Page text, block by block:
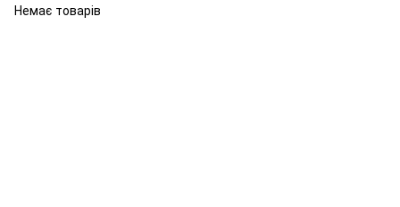
Немає товарів